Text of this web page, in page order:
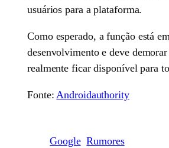
usuários para a plataforma.
Como esperado, a função está em
desenvolvimento e deve
realmente ficar disponível para
Fonte: Androidauthority
Google Rumores